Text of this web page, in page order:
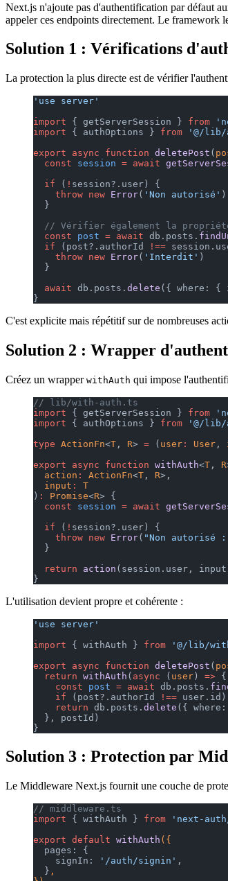
Next.js n'ajoute pas d'authentification par défaut
appeler ces endpoints directement. Le framework
Solution 1 : Vérifications
La protection la plus directe est de vérifier
'use server'
import { getServerSession } from
import { authOptions } from '@/lib/
export async function deletePost (
  const
session = await
  if
( ! session?.user) {
    throw
new Error( 'Non autorisé' )
  }
// Vérifier également la
  const
post = await db.posts.
  if
(post?.authorId !==
    throw
new Error( 'Interdit' )
  }
  await
db.posts. delete ({ where:
}
C'est explicite mais répétitif sur de nombreuses
Solution 2 : Wrapper
Créez un wrapper withAuth qui impose
// lib/with-auth.ts
import { getServerSession } from
import { authOptions } from '@/lib/
type ActionFn<T , R> = ( user : User ,
export async function withAuth<T , R
  action
: ActionFn<T , R>,
  input
:
T
) : Promise<R> {
  const
session = await
  if
( ! session?.user) {
    throw
new Error( "Non autorisé
  }
  return
action (session.user,
}
L'utilisation devient propre et cohérente :
'use server'
import { withAuth } from '@/lib/
export async function deletePost (
  return
withAuth ( async ( user ) => {
    const
post = await db.posts.
    if
(post?.authorId !== user.id)
    return
db.posts. delete ({
  }, postId)
}
Solution 3 : Protection par
Le Middleware Next.js fournit une couche de
// middleware.ts
import { withAuth } from 'next-
export default withAuth ({
  pages: {
    signIn:
'/auth/signin' ,
  }
,